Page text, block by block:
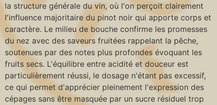
la structure générale du vin, où l'on perçoit clairement
l'influence majoritaire du pinot noir qui apporte corps et
caractère. Le milieu de bouche confirme les promesses
du nez avec des saveurs fruitées rappelant la pêche,
soutenues par des notes plus profondes évoquant les
fruits secs. L'équilibre entre acidité et douceur est
particulièrement réussi, le dosage n'étant pas excessif,
ce qui permet d'apprécier pleinement l'expression des
cépages sans être masquée par un sucre résiduel trop